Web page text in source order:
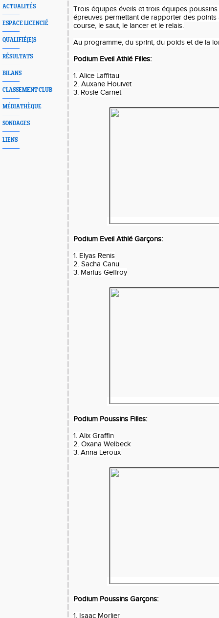
ACTUALITÉS
ESPACE LICENCIÉ
QUALIFIÉ(E)S
RÉSULTATS
BILANS
CLASSEMENT CLUB
MÉDIATHÈQUE
SONDAGES
LIENS
Trois équipes éveils et trois équipes
épreuves permettant de rapporter des points
course, le saut, le lancer et le relais.
Au programme, du sprint, du poids et de la
Podium Eveil Athlé Filles:
1. Alice Laffitau
2. Auxane Houivet
3. Rosie Carnet
Podium Eveil Athlé Garçons:
1. Elyas Renis
2. Sacha Canu
3. Marius Geffroy
Podium Poussins Filles:
1. Alix Graffin
2. Oxana Welbeck
3. Anna Leroux
Podium Poussins Garçons:
1. Isaac Morlier